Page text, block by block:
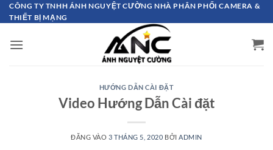
Bỏ
qua
dung
CÔNG TY TNHH ÁNH NGUYỆT CƯỜNG NHÀ PHÂN PHỐI CAMERA &
THIẾT BỊ MẠNG
HƯỚNG DẪN CÀI ĐẶT
Video Hướng Dẫn Cài đặt
ĐĂNG VÀO 3 THÁNG 5, 2020 BỞI ADMIN